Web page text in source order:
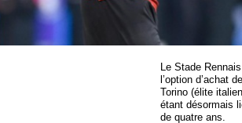
Le Stade
l’option d’achat
Torino (élite
étant désormais
de quatre ans.